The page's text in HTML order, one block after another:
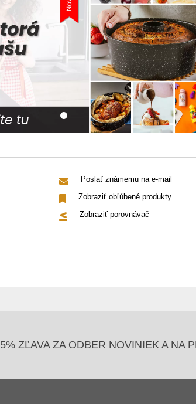
Poslať známemu na e-mail
Zobraziť obľúbené produkty
Zobraziť porovnávač
5% ZĽAVA ZA ODBER NOVINIEK A NA